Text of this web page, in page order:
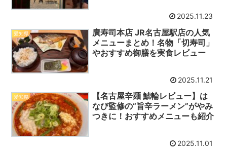
2025.11.23
愛知県
廣寿司本店 JR名古屋駅店の人気
メニューまとめ！名物「切寿司」
やおすすめ御膳を実食レビュー
2025.11.21
愛知県
【名古屋辛麺 鯱輪レビュー】は
なび監修の“旨辛ラーメン”がやみ
つきに！おすすめメニューも紹介
2025.11.01